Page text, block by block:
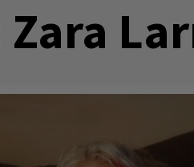
Zara